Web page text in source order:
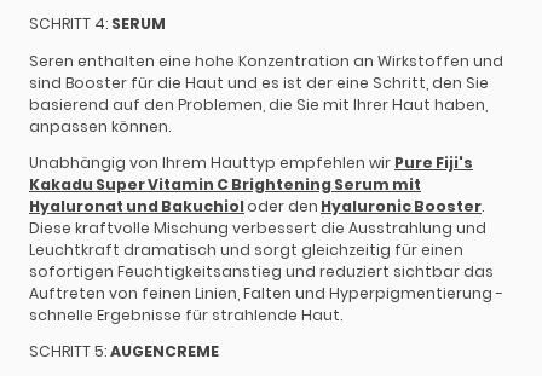
SCHRITT 4: SERUM
Seren enthalten eine hohe Konzentration an Wirkstoffen und
sind Booster für die Haut und es ist der eine Schritt, den Sie
basierend auf den Problemen, die Sie mit Ihrer Haut haben,
anpassen können.
Unabhängig von Ihrem Hauttyp empfehlen wir Pure Fiji's
Kakadu Super Vitamin C Brightening Serum mit
Hyaluronat und Bakuchioloder den Hyaluronic Booster.
Diese kraftvolle Mischung verbessert die Ausstrahlung und
Leuchtkraft dramatisch und sorgt gleichzeitig für einen
sofortigen Feuchtigkeitsanstieg und reduziert sichtbar das
Auftreten von feinen Linien, Falten und Hyperpigmentierung -
schnelle Ergebnisse für strahlende Haut.
SCHRITT 5:AUGENCREME